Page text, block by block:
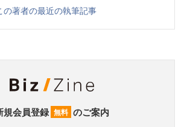
の著者の最近の執筆記事
規会員登録 無料 のご案内